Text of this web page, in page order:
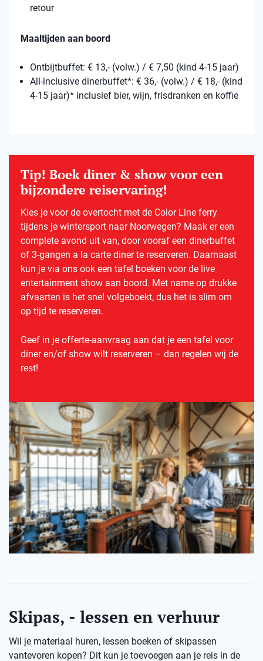
retour
Maaltijden aan boord
Ontbijtbuffet: € 13,- (volw.) / € 7,50 (kind 4-15 jaar)
All-inclusive dinerbuffet*: € 36,- (volw.) / € 18,- (kind
4-15 jaar)* inclusief bier, wijn, frisdranken en koffie
Tip! Boek diner & show voor een
bijzondere reiservaring!
Kies je voor de overtocht met de Color Line ferry
tijdens je wintersport naar Noorwegen? Maak er een
complete avond uit van, door vooraf een dinerbuffet
of 3-gangen a la carte diner te reserveren. Daarnaast
kun je via ons ook een tafel boeken voor de live
entertainment show aan boord. Met name op drukke
afvaarten is het snel volgeboekt, dus het is slim om
op tijd te reserveren.
Geef in je offerte-aanvraag aan dat je een tafel voor
diner en/of show wilt reserveren – dan regelen wij de
rest!
Skipas, - lessen en verhuur
Wil je materiaal huren, lessen boeken of skipassen
vantevoren kopen? Dit kun je toevoegen aan je reis in de